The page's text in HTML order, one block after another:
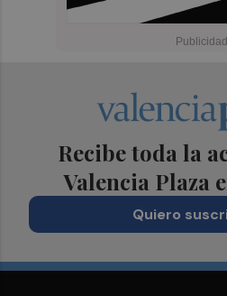
Recibe toda la
Valencia Plaza
Quiero